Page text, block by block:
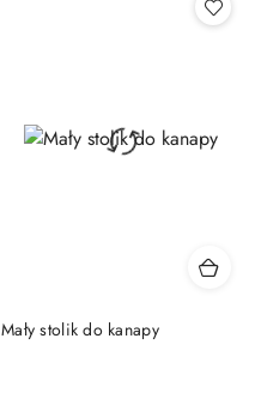
Mały stolik do kanapy